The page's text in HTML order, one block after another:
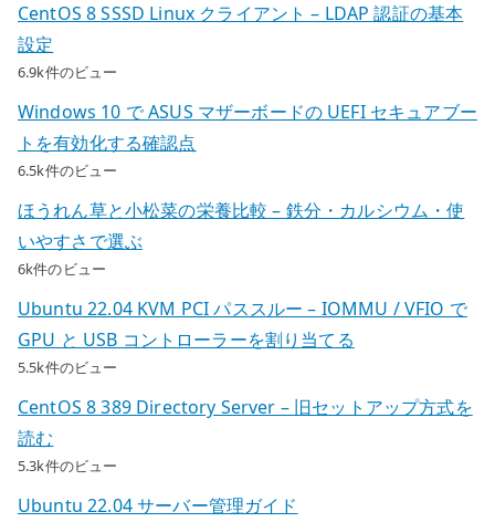
CentOS 8 SSSD Linux クライアント – LDAP 認証の基本
設定
6.9k件のビュー
Windows 10 で ASUS マザーボードの UEFI セキュアブー
トを有効化する確認点
6.5k件のビュー
ほうれん草と小松菜の栄養比較 – 鉄分・カルシウム・使
いやすさで選ぶ
6k件のビュー
Ubuntu 22.04 KVM PCI パススルー – IOMMU / VFIO で
GPU と USB コントローラーを割り当てる
5.5k件のビュー
CentOS 8 389 Directory Server – 旧セットアップ方式を
読む
5.3k件のビュー
Ubuntu 22.04 サーバー管理ガイド